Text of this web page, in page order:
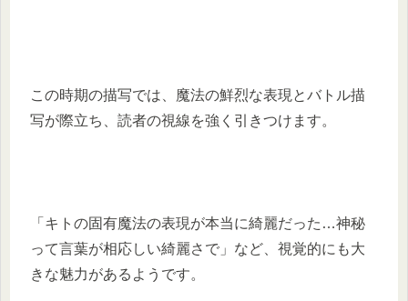
この時期の描写では、魔法の鮮烈な表現とバトル描
写が際立ち、読者の視線を強く引きつけます。
「キトの固有魔法の表現が本当に綺麗だった…神秘
って言葉が相応しい綺麗さで」など、視覚的にも大
きな魅力があるようです。